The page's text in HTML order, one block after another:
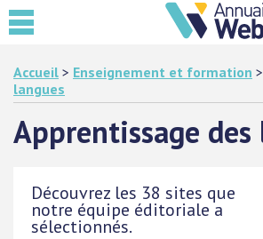
Accueil > Enseignement et formation >
langues
Apprentissage des
Découvrez les 38 sites que
notre équipe éditoriale a
sélectionnés.